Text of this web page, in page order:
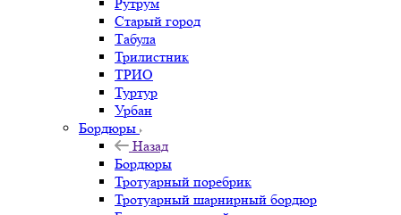
Старый город
Табула
Трилистник
ТРИО
Туртур
Урбан
Бордюры
Назад
Бордюры
Тротуарный поребрик
Тротуарный шарнирный бордюр